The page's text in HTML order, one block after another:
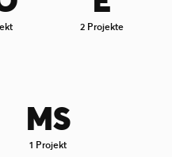
2 Projekte
MS
1 Projekt